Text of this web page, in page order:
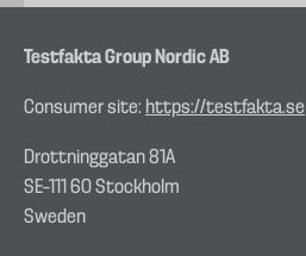
Testfakta Group Nordic AB
Consumer site: https://testfakta.se
Drottninggatan 81A
SE–111 60 Stockholm
Sweden